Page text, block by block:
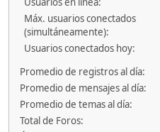
Máx. usuarios conectados
(simultáneamente):
Usuarios conectados hoy:
Promedio de registros al día:
Promedio de mensajes al día:
Promedio de temas al día:
Total de Foros: